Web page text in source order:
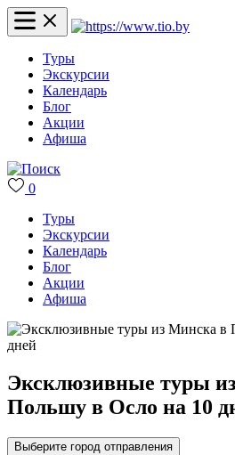
Туры
Экскурсии
Календарь
Блог
Акции
Афиша
0
Туры
Экскурсии
Календарь
Блог
Акции
Афиша
Эксклюзивные туры
Польшу в Осло на 10
Выберите город отправления